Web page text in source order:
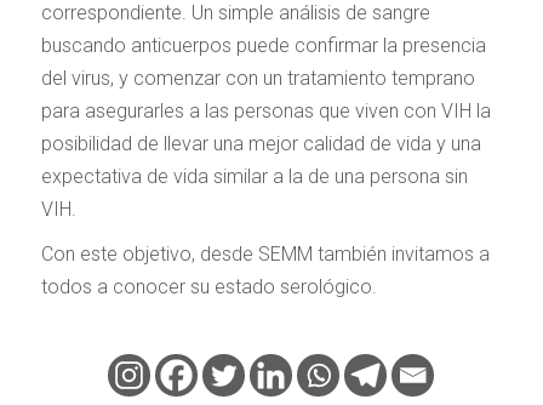
correspondiente. Un simple análisis de sangre
buscando anticuerpos puede confirmar la presencia
del virus, y comenzar con un tratamiento temprano
para asegurarles a las personas que viven con VIH la
posibilidad de llevar una mejor calidad de vida y una
expectativa de vida similar a la de una persona sin
VIH.
Con este objetivo, desde SEMM también invitamos a
todos a conocer su estado serológico.